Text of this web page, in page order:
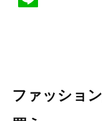
ファッション